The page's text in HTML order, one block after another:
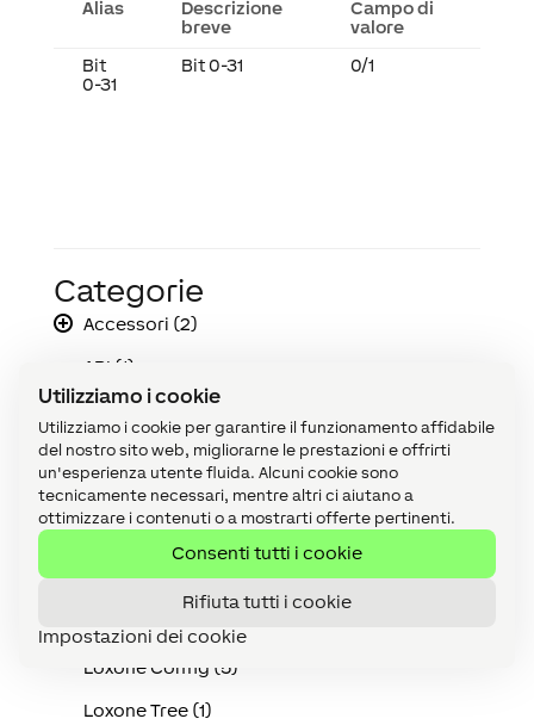
Utilizziamo i cookie
Utilizziamo i cookie per garantire il funzionamento affidabile
del nostro sito web, migliorarne le prestazioni e offrirti
un'esperienza utente fluida. Alcuni cookie sono
tecnicamente necessari, mentre altri ci aiutano a
ottimizzare i contenuti o a mostrarti offerte pertinenti.
Consenti tutti i cookie
Rifiuta tutti i cookie
Impostazioni dei cookie
Alias
Descrizione
breve
Campo di
valore
Bit
0-31
Bit 0-31 0/1
Categorie
Accessori (2)
API (1)
Audio (12)
Cablaggio (4)
Device (141)
FunctionBlock (164)
Loxone Config (5)
Loxone Tree (1)